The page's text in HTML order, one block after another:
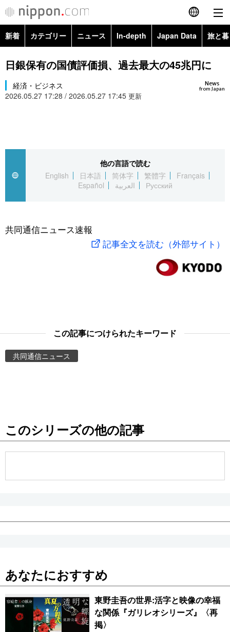
English
简体字
カテゴリー
スポーツ・東京2020
Topics
Images
お知らせ
公式SNS
新着 カテゴリー ニュース In-depth Japan Data 旅と
政治・外交
経済・ビジネス
Topics
Images
日銀保有の国債評価損、過去最大の45兆円に
News
from Japan
経済・ビジネス
2026.05.27 17:28 / 2026.05.27 17:45 更新
他の言語で読む
English
日本語 简体字 繁體字
Français
Español
العربية Русский
共同通信ニュース速報
記事全文を読む（外部サイト）
この記事につけられたキーワード
共同通信ニュース
このシリーズの他の記事
あなたにおすすめ
東野圭吾の世界:活字と映像の幸福
な関係『ガリレオシリーズ』〈再
掲〉